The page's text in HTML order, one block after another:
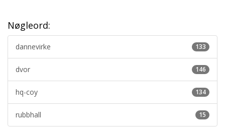
Nøgleord:
133
dannevirke
146
dvor
134
hq-coy
15
rubbhall